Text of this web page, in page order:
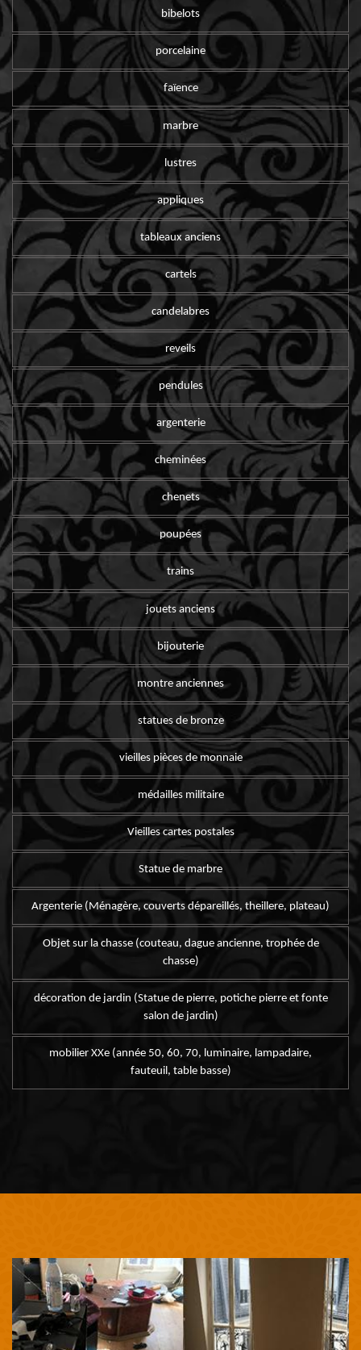
bibelots
porcelaine
faïence
marbre
lustres
appliques
tableaux anciens
cartels
candelabres
reveils
pendules
argenterie
cheminées
chenets
poupées
trains
jouets anciens
bijouterie
montre anciennes
statues de bronze
vieilles pièces de monnaie
médailles militaire
Vieilles cartes postales
Statue de marbre
Argenterie (Ménagère, couverts dépareillés, theillere, plateau)
Objet sur la chasse (couteau, dague ancienne, trophée de
chasse)
décoration de jardin (Statue de pierre, potiche pierre et fonte
salon de jardin)
mobilier XXe (année 50, 60, 70, luminaire, lampadaire,
fauteuil, table basse)